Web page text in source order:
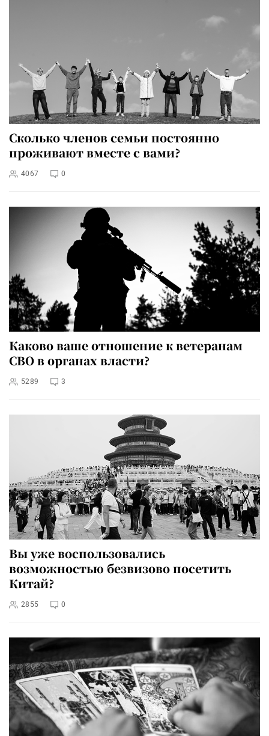
Сколько членов семьи постоянно
проживают вместе с вами?
4067 0
Каково ваше отношение к ветеранам
СВО в органах власти?
5289 3
Вы уже воспользовались
возможностью безвизово посетить
Китай?
2855 0